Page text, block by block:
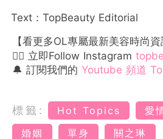
Text：TopBeauty Editorial
【看更多OL專屬最新美容時尚資
👉🏻 立即Follow Instagram
🔔 訂閱我們的 Youtube 頻道
標籤: Hot Topics 愛
婚姻
單身 關之琳